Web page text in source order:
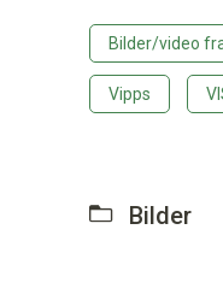
Bilder/video
Vipps
Bilder